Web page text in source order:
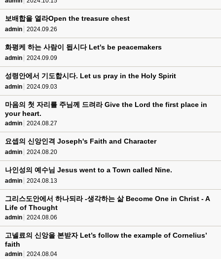
보배합을 열라Open the treasure chest
admin 2024.09.26
화평케 하는 사람이 됩시다 Let's be peacemakers
admin 2024.09.09
성령안에서 기도합시다. Let us pray in the Holy Spirit
admin 2024.09.03
마음의 첫 자리를 주님께 드려라 Give the Lord the first place in
your heart.
admin 2024.08.27
요셉의 신앙인격 Joseph's Faith and Character
admin 2024.08.20
나인성의 예수님 Jesus went to a Town called Nine.
admin 2024.08.13
그리스도안에서 하나되라 -생각하는 삶 Become One in Christ - A
Life of Thought
admin 2024.08.06
고넬료의 신앙을 본받자 Let’s follow the example of Cornelius’
faith
admin 2024.08.04